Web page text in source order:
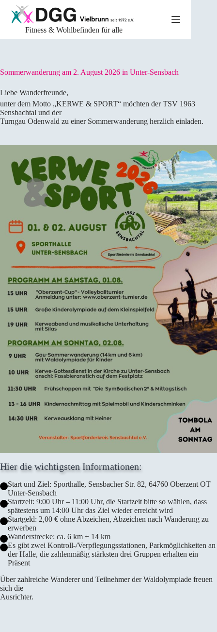
Inhalt
springen
Fitness & Wohlbefinden für alle
Sommerwanderung am 2. August 2026 in Unter-Sensbach
Liebe Wanderfreunde,
unter dem Motto „KERWE & SPORT“ möchten der TSV 1963
Sensbachtal und der
Turngau Odenwald zu einer Sommerwanderung herzlich einladen.
Hier die wichtigsten Informationen:
Start und Ziel: Sporthalle, Sensbacher Str. 82, 64760 Oberzent OT
Unter-Sensbach
Startzeit: 9:00 Uhr – 11:00 Uhr, die Startzeit bitte so wählen, dass
spätestens um 14:00 Uhr das Ziel wieder erreicht wird
Startgeld: 2,00 € ohne Abzeichen, Abzeichen nach Wanderung zu
erwerben
Wanderstrecke: ca. 6 km + 14 km
Es gibt zwei Kontroll-/Verpflegungsstationen, Parkmöglichkeiten an
der Halle, die zahlenmäßig stärksten drei Gruppen erhalten ein
Präsent
Über zahlreiche Wanderer und Teilnehmer der Waldolympiade freuen
sich die
Ausrichter.